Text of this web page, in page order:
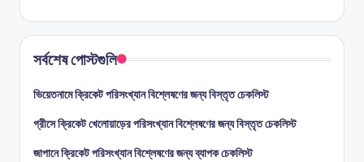
সর্বশেষ পোস্টগুলি
ভিয়েতনামে ক্রিকেট পরিসংখ্যান বিশ্লেষণের জন্য বিস্তৃত চেকলিস্ট
গ্রীসে ক্রিকেট খেলোয়াড়ের পরিসংখ্যান বিশ্লেষণের জন্য বিস্তৃত চেকলিস্ট
জাপানে ক্রিকেট পরিসংখ্যান বিশ্লেষণের জন্য ব্যাপক চেকলিস্ট